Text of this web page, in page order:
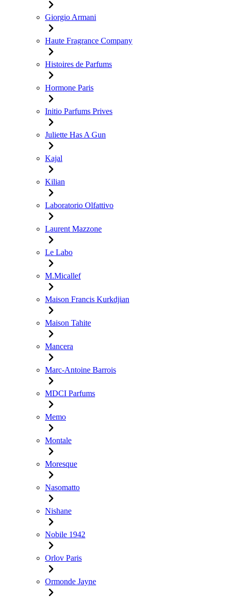
Giorgio Armani
Haute Fragrance Company
Histoires de Parfums
Hormone Paris
Initio Parfums Prives
Juliette Has A Gun
Kajal
Kilian
Laboratorio Olfattivo
Laurent Mazzone
Le Labo
M.Micallef
Maison Francis Kurkdjian
Maison Tahite
Mancera
Marc-Antoine Barrois
MDCI Parfums
Memo
Montale
Moresque
Nasomatto
Nishane
Nobile 1942
Orlov Paris
Ormonde Jayne